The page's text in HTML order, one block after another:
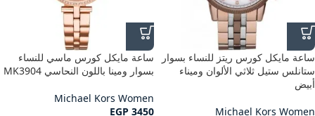
ساعة مايكل كورس ريتز للنساء بسوار
ستانلس ستيل ثلاثي الألوان وميناء
أبيض
Michael Kors Women
ساعة مايكل كورس ماسي للنساء
بسوار ومينا باللون النحاسي MK3904
Michael Kors Women
EGP 3450